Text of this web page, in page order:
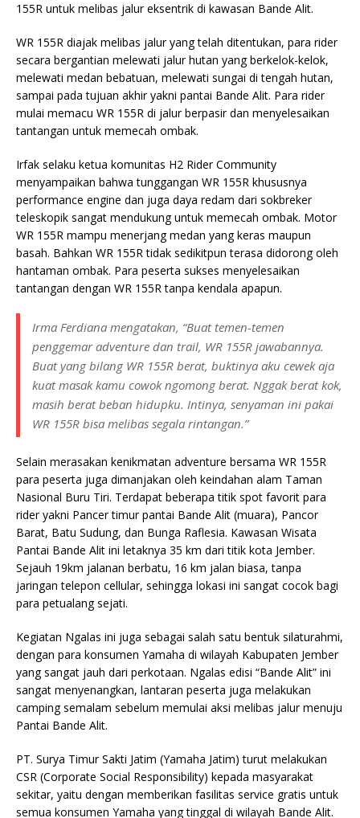
155R untuk melibas jalur eksentrik di kawasan Bande Alit.
WR 155R diajak melibas jalur yang telah ditentukan, para rider
secara bergantian melewati jalur hutan yang berkelok-kelok,
melewati medan bebatuan, melewati sungai di tengah hutan,
sampai pada tujuan akhir yakni pantai Bande Alit. Para rider
mulai memacu WR 155R di jalur berpasir dan menyelesaikan
tantangan untuk memecah ombak.
Irfak selaku ketua komunitas H2 Rider Community
menyampaikan bahwa tunggangan WR 155R khususnya
performance engine dan juga daya redam dari sokbreker
teleskopik sangat mendukung untuk memecah ombak. Motor
WR 155R mampu menerjang medan yang keras maupun
basah. Bahkan WR 155R tidak sedikitpun terasa didorong oleh
hantaman ombak. Para peserta sukses menyelesaikan
tantangan dengan WR 155R tanpa kendala apapun.
Irma Ferdiana mengatakan, “Buat temen-temen
penggemar adventure dan trail, WR 155R jawabannya.
Buat yang bilang WR 155R berat, buktinya aku cewek aja
kuat masak kamu cowok ngomong berat. Nggak berat kok,
masih berat beban hidupku. Intinya, senyaman ini pakai
WR 155R bisa melibas segala rintangan.”
Selain merasakan kenikmatan adventure bersama WR 155R
para peserta juga dimanjakan oleh keindahan alam Taman
Nasional Buru Tiri. Terdapat beberapa titik spot favorit para
rider yakni Pancer timur pantai Bande Alit (muara), Pancor
Barat, Batu Sudung, dan Bunga Raflesia. Kawasan Wisata
Pantai Bande Alit ini letaknya 35 km dari titik kota Jember.
Sejauh 19km jalanan berbatu, 16 km jalan biasa, tanpa
jaringan telepon cellular, sehingga lokasi ini sangat cocok bagi
para petualang sejati.
Kegiatan Ngalas ini juga sebagai salah satu bentuk silaturahmi,
dengan para konsumen Yamaha di wilayah Kabupaten Jember
yang sangat jauh dari perkotaan. Ngalas edisi “Bande Alit” ini
sangat menyenangkan, lantaran peserta juga melakukan
camping semalam sebelum memulai aksi melibas jalur menuju
Pantai Bande Alit.
PT. Surya Timur Sakti Jatim (Yamaha Jatim) turut melakukan
CSR (Corporate Social Responsibility) kepada masyarakat
sekitar, yaitu dengan memberikan fasilitas service gratis untuk
semua konsumen Yamaha yang tinggal di wilayah Bande Alit.